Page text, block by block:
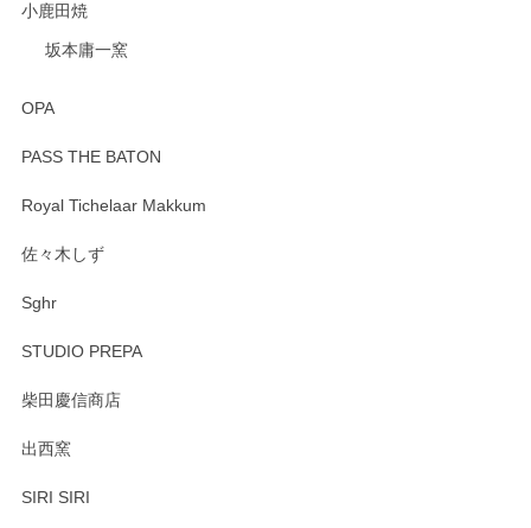
小鹿田焼
坂本庸一窯
OPA
PASS THE BATON
Royal Tichelaar Makkum
佐々木しず
Sghr
STUDIO PREPA
柴田慶信商店
出西窯
SIRI SIRI